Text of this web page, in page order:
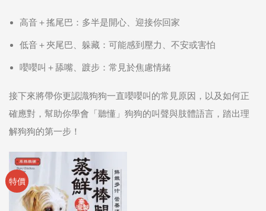
高音＋搖尾巴：多半是開心、迎接你回家
低音＋夾尾巴、躲藏：可能感到壓力、不安或害怕
嚶嚶叫＋舔嘴、踱步：常見於焦慮情緒
接下來將帶你更認識狗狗一直嚶嚶叫的常見原因，以及如何正
確應對，幫助你學會「聽懂」狗狗的叫聲與肢體語言，踏出理
解狗狗的第一步！
特價